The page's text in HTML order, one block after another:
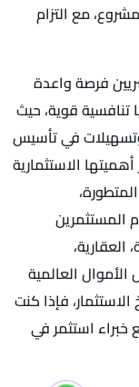
مع التزام
فرصة واعدة
تنافسية قوية، حيث
وتسهيلات في تأسيس
الاستثمارية
المستثمرين
العالمية
فإذا كنت
استثمر في